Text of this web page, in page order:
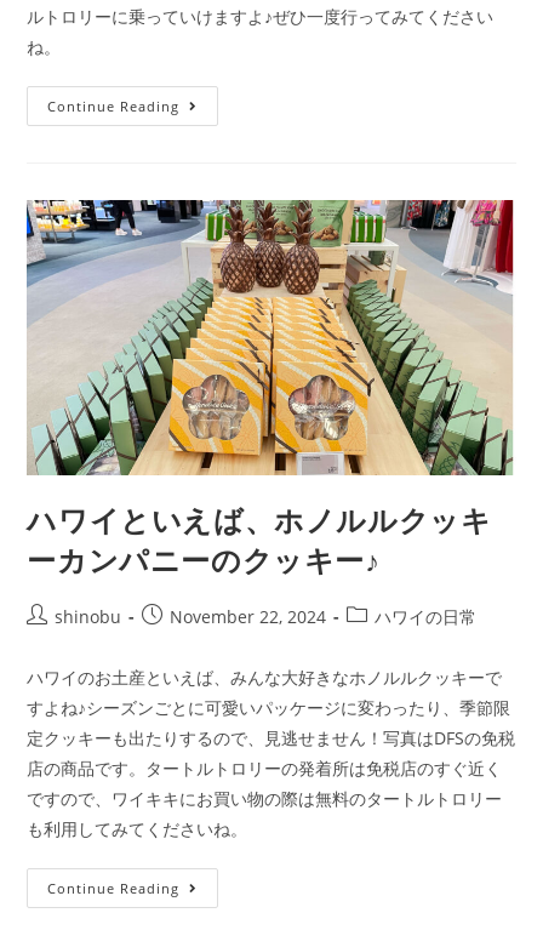
ルトロリーに乗っていけますよ♪ぜひ一度行ってみてください
ね。
Continue Reading
ハワイといえば、ホノルルクッキ
ーカンパニーのクッキー♪
shinobu November 22, 2024 ハワイの日常
ハワイのお土産といえば、みんな大好きなホノルルクッキーで
すよね♪シーズンごとに可愛いパッケージに変わったり、季節限
定クッキーも出たりするので、見逃せません！写真はDFSの免税
店の商品です。タートルトロリーの発着所は免税店のすぐ近く
ですので、ワイキキにお買い物の際は無料のタートルトロリー
も利用してみてくださいね。
Continue Reading